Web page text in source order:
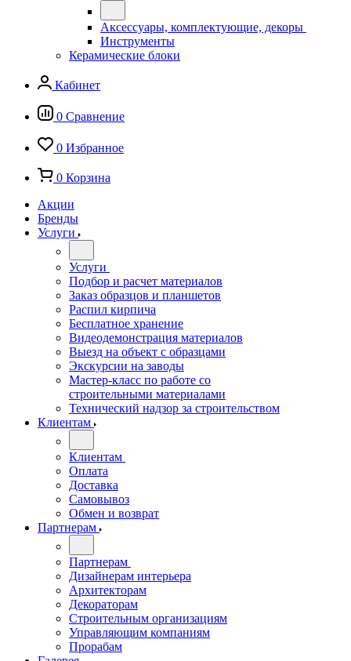
Аксессуары, комплектующие, декоры
Инструменты
Керамические блоки
Кабинет
0 Сравнение
0 Избранное
0 Корзина
Акции
Бренды
Услуги
Услуги
Подбор и расчет материалов
Заказ образцов и планшетов
Распил кирпича
Бесплатное хранение
Видеодемонстрация материалов
Выезд на объект с образцами
Экскурсии на заводы
Мастер-класс по работе со
строительными материалами
Технический надзор за строительством
Клиентам
Клиентам
Оплата
Доставка
Самовывоз
Обмен и возврат
Партнерам
Партнерам
Дизайнерам интерьера
Архитекторам
Декораторам
Строительным организациям
Управляющим компаниям
Прорабам